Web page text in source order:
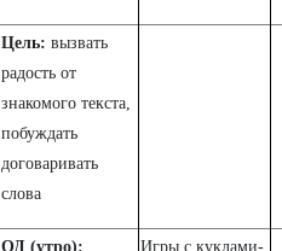
Цель: вызвать
радость от
знакомого текста,
побуждать
договаривать
слова
ОД (утро):
Игры с куклами-